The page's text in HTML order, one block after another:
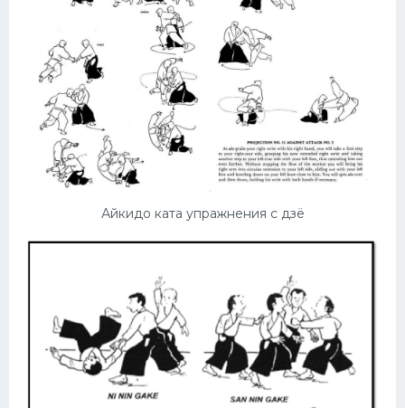
Айкидо ката упражнения с дзё